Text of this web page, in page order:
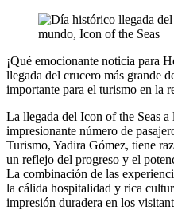
¡Qué emocionante noticia para
llegada del crucero más grande
importante para el turismo en la
La llegada del Icon of the Seas a
impresionante número de
Turismo, Yadira Gómez, tiene
un reflejo del progreso y el
La combinación de las
la cálida hospitalidad y rica
impresión duradera en los